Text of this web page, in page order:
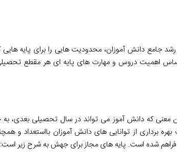
جامع دانش آموزان، محدودیت هایی را برای پایه هایی
اهمیت دروس و مهارت های پایه ای هر مقطع
معنی که دانش آموز می تواند در سال تحصیلی بعدی،
بهره برداری از توانایی های دانش آموزان بااستعداد و
فراهم شده است. پایه های مجاز برای جهش به شرح زیر است: